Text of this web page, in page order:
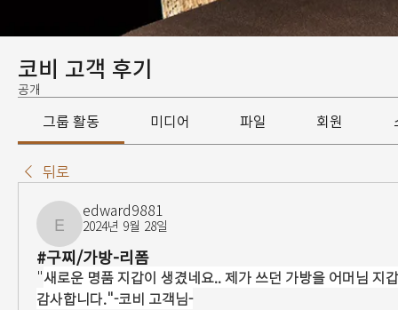
코비 고객 후기
공개
그룹 활동 미디어 파일 회원
뒤로
edward9881
edward9881
2024년 9월 28일
#구찌/가방-리폼
"새로운 명품 지갑이 생겼네요.. 제가 쓰던 가방을 어머님 지
감사합니다."-코비 고객님-